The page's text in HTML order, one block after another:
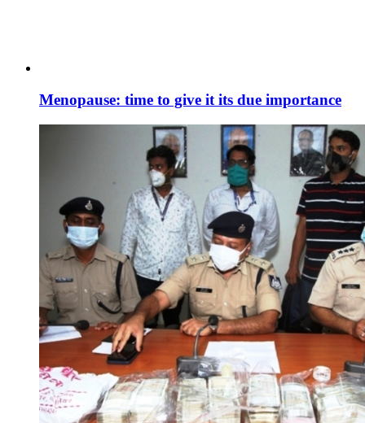
Menopause: time to give it its due importance